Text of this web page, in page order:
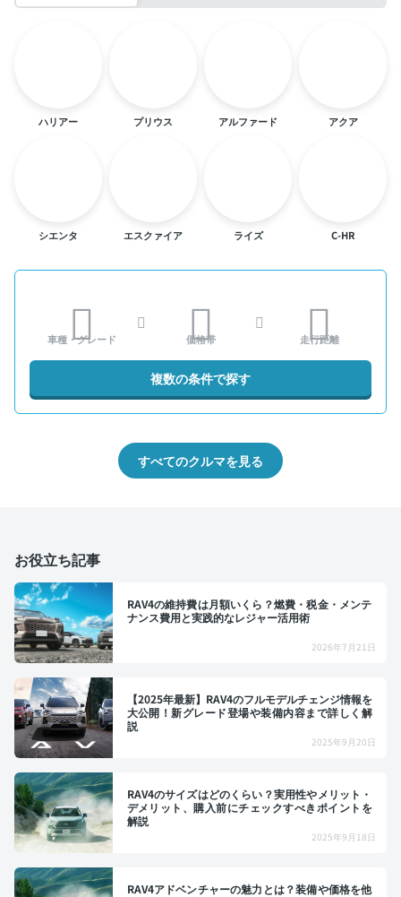
ハリアー プリウス アルファード アクア
シエンタ エスクァイア ライズ C-HR
車種・グレード 価格帯 走行距離
複数の条件で探す
すべてのクルマを見る
お役立ち記事
RAV4の維持費は月額いくら？燃費・税金・メンテ
ナンス費用と実践的なレジャー活用術
2026年7月21日
【2025年最新】RAV4のフルモデルチェンジ情報を
大公開！新グレード登場や装備内容まで詳しく解
説
2025年9月20日
RAV4のサイズはどのくらい？実用性やメリット・
デメリット、購入前にチェックすべきポイントを
解説
2025年9月18日
RAV4アドベンチャーの魅力とは？装備や価格を他